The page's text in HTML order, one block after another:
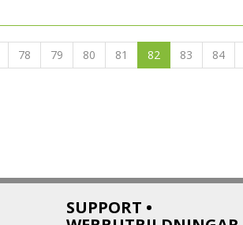
78 79 80 81 82 83 84
SUPPORT •